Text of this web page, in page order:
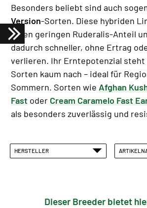
Besonders beliebt sind auch
Version-Sorten. Diese hybriden
einen geringen Ruderalis-Anteil
dadurch schneller, ohne Ertrag
verlieren. Ihr Erntepotenzial steht
Sorten kaum nach – ideal für
Sommern. Sorten wie Afghan
Fast oder Cream Caramelo Fast
als besonders zuverlässig und
HERSTELLER
Dieser Breeder bietet